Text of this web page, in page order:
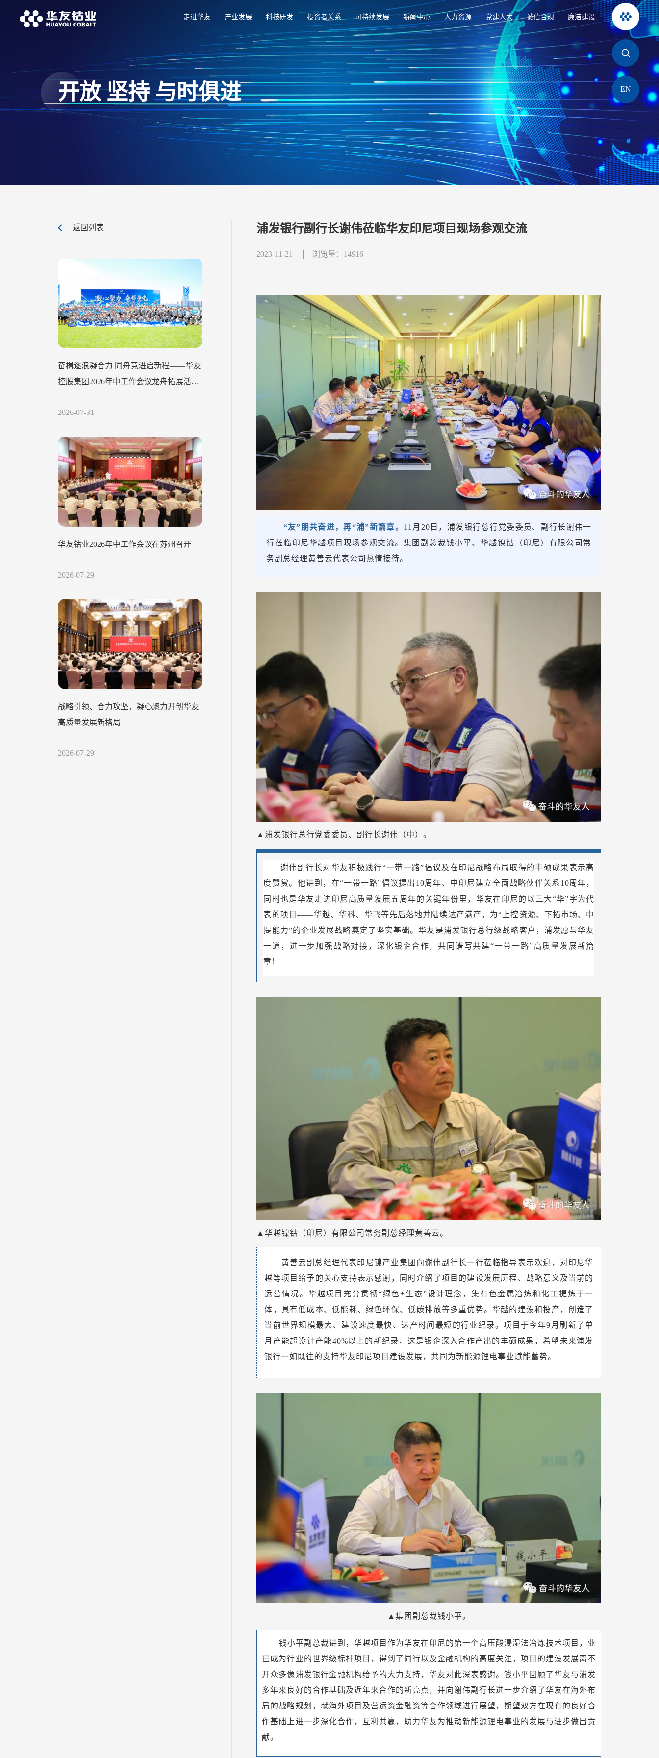
走进华友 产业发展 科技研发 投资者关系 可持续发展 新闻中心 人力资源 党建人大 诚信合规 廉洁建设
EN
开放 坚持 与时俱进
返回列表
奋楫逐浪凝合力 同舟竞进启新程——华友
控股集团2026年中工作会议龙舟拓展活动
2026-07-31
华友钴业2026年中工作会议在苏州召开
2026-07-29
战略引领、合力攻坚，凝心聚力开创华友
高质量发展新格局
2026-07-29
浦发银行副行长谢伟莅临华友印尼项目现场参观交流
2023-11-21 浏览量：14916
“友”朋共奋进，再“浦”新篇章。 11月20日，浦发银行总行党委委员、副行长谢伟一
行莅临印尼华越项目现场参观交流。集团副总裁钱小平、华越镍钴（印尼）有限公司常
务副总经理黄善云代表公司热情接待。
▲浦发银行总行党委委员、副行长谢伟（中）。
谢伟副行长对华友积极践行“一带一路”倡议及在印尼战略布局取得的丰硕成果表示高
度赞赏。他讲到，在“一带一路”倡议提出10周年、中印尼建立全面战略伙伴关系10周年，
同时也是华友走进印尼高质量发展五周年的关键年份里，华友在印尼的以三大“华”字为代
表的项目——华越、华科、华飞等先后落地并陆续达产满产，为“上控资源、下拓市场、中
提能力”的企业发展战略奠定了坚实基础。华友是浦发银行总行级战略客户，浦发愿与华友
一道，进一步加强战略对接，深化银企合作，共同谱写共建“一带一路”高质量发展新篇
章！
▲华越镍钴（印尼）有限公司常务副总经理黄善云。
黄善云副总经理代表印尼镍产业集团向谢伟副行长一行莅临指导表示欢迎，对印尼华
越等项目给予的关心支持表示感谢，同时介绍了项目的建设发展历程、战略意义及当前的
运营情况。华越项目充分贯彻“绿色+生态”设计理念，集有色金属冶炼和化工提炼于一
体，具有低成本、低能耗、绿色环保、低碳排放等多重优势。华越的建设和投产，创造了
当前世界规模最大、建设速度最快、达产时间最短的行业纪录。项目于今年9月刷新了单
月产能超设计产能40%以上的新纪录，这是银企深入合作产出的丰硕成果，希望未来浦发
银行一如既往的支持华友印尼项目建设发展，共同为新能源锂电事业赋能蓄势。
▲集团副总裁钱小平。
钱小平副总裁讲到，华越项目作为华友在印尼的第一个高压酸浸湿法冶炼技术项目，业
已成为行业的世界级标杆项目，得到了同行以及金融机构的高度关注，项目的建设发展离不
开众多像浦发银行金融机构给予的大力支持，华友对此深表感谢。钱小平回顾了华友与浦发
多年来良好的合作基础及近年来合作的新亮点，并向谢伟副行长进一步介绍了华友在海外布
局的战略规划，就海外项目及营运资金融资等合作领域进行展望，期望双方在现有的良好合
作基础上进一步深化合作，互利共赢，助力华友为推动新能源锂电事业的发展与进步做出贡
献。